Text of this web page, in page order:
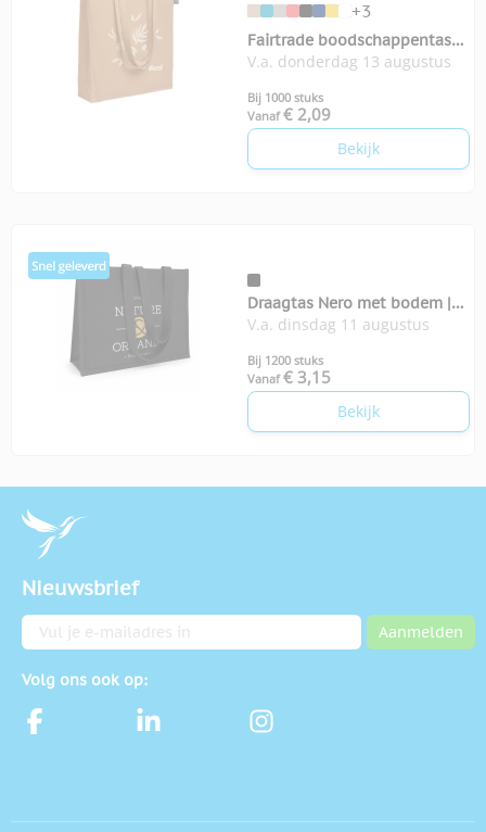
+3
Fairtrade boodschappentas
zijvouw Osole
V.a. donderdag 13 augustus
Bij 1000 stuks
Vanaf € 2,09
Bekijk
Draagtas Nero met bodem |
350-grams
V.a. dinsdag 11 augustus
Bij 1200 stuks
Vanaf € 3,15
Bekijk
Nieuwsbrief
E-mailadres Aanmelden
Volg ons ook op: